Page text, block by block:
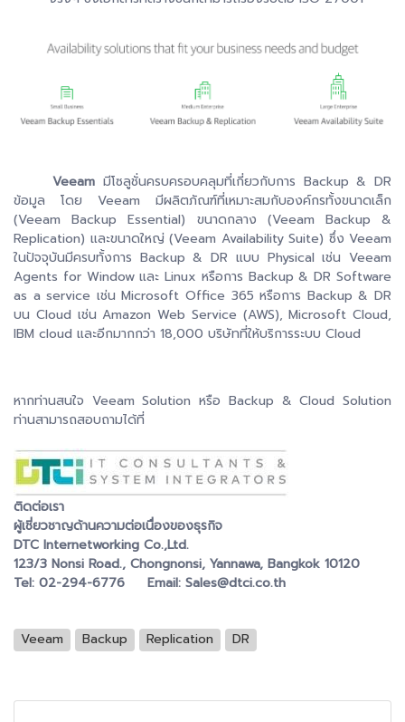
Veeam มีโซลูชั่นครบครอบคลุมที่เกี่ยวกับการ Backup & DR
ข้อมูล โดย Veeam มีผลิตภัณฑ์ที่เหมาะสมกับองค์กรทั้งขนาดเล็ก
(Veeam Backup Essential) ขนาดกลาง (Veeam Backup &
Replication) และขนาดใหญ่ (Veeam Availability Suite) ซึ่ง Veeam
ในปัจจุบันมีครบทั้งการ Backup & DR แบบ Physical เช่น Veeam
Agents for Window และ Linux หรือการ Backup & DR Software
as a service เช่น Microsoft Office 365 หรือการ Backup & DR
บน Cloud เช่น Amazon Web Service (AWS), Microsoft Cloud,
IBM cloud และอีกมากกว่า 18,000 บริษัทที่ให้บริการระบบ Cloud
หากท่านสนใจ Veeam Solution หรือ Backup & Cloud Solution
ท่านสามารถสอบถามได้ที่
ติดต่อเรา
ผู้เชี่ยวชาญด้านความต่อเนื่องของธุรกิจ
DTC Internetworking Co.,Ltd.
123/3 Nonsi Road., Chongnonsi, Yannawa, Bangkok 10120
Tel: 02-294-6776 Email: Sales@dtci.co.th
Veeam Backup Replication DR